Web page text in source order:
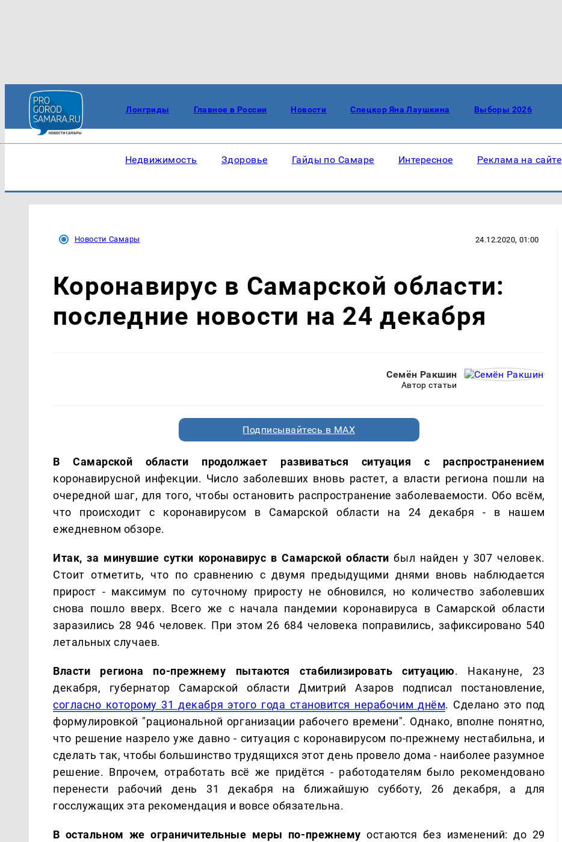
Лонгриды Главное в России Новости Спецкор Яна Лаушкина Выборы 2026
Недвижимость Здоровье Гайды по Самаре Интересное Реклама на сайте
Новости Самары 24.12.2020, 01:00
Коронавирус в Самарской области:
последние новости на 24 декабря
Семён Ракшин
Автор статьи
Подписывайтесь в MAX
В Самарской области продолжает развиваться ситуация с распространением
коронавирусной инфекции. Число заболевших вновь растет, а власти региона пошли на
очередной шаг, для того, чтобы остановить распространение заболеваемости. Обо всём,
что происходит с коронавирусом в Самарской области на 24 декабря - в нашем
ежедневном обзоре.
Итак, за минувшие сутки коронавирус в Самарской области был найден у 307 человек.
Стоит отметить, что по сравнению с двумя предыдущими днями вновь наблюдается
прирост - максимум по суточному приросту не обновился, но количество заболевших
снова пошло вверх. Всего же с начала пандемии коронавируса в Самарской области
заразились 28 946 человек. При этом 26 684 человека поправились, зафиксировано 540
летальных случаев.
Власти региона по-прежнему пытаются стабилизировать ситуацию. Накануне, 23
декабря, губернатор Самарской области Дмитрий Азаров подписал постановление,
согласно которому 31 декабря этого года становится нерабочим днём. Сделано это под
формулировкой "рациональной организации рабочего времени". Однако, вполне понятно,
что решение назрело уже давно - ситуация с коронавирусом по-прежнему нестабильна, и
сделать так, чтобы большинство трудящихся этот день провело дома - наиболее разумное
решение. Впрочем, отработать всё же придётся - работодателям было рекомендовано
перенести рабочий день 31 декабря на ближайшую субботу, 26 декабря, а для
госслужащих эта рекомендация и вовсе обязательна.
В остальном же ограничительные меры по-прежнему остаются без изменений: до 29